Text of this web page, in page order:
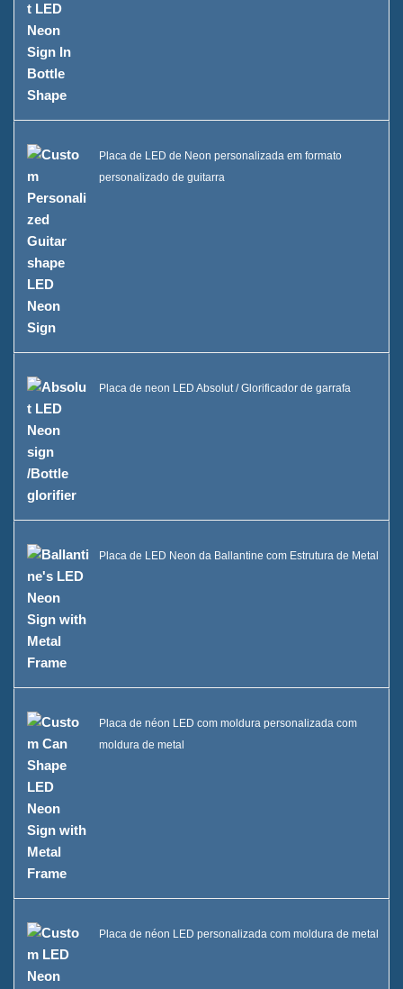
Catálogo
Caso
Display de resina em formato
D X Case
Refrigerador de gelo com
rodas Case C
Vitrine Uma Garrafa de Bebida
FAQ
Notícias
Entre em contato conosco
Placa de LED de Neon personalizada em formato
personalizado de guitarra
Placa de neon LED Absolut / Glorificador de garrafa
Placa de LED Neon da Ballantine com Estrutura de Metal
Placa de néon LED com moldura personalizada com
moldura de metal
Placa de néon LED personalizada com moldura de metal